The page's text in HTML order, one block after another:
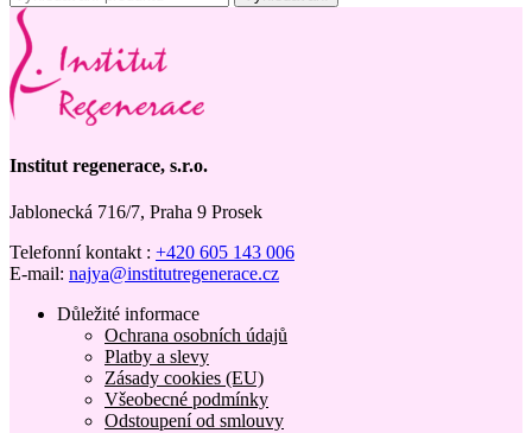
Institut regenerace, s.r.o.
Jablonecká 716/7, Praha 9 Prosek
Telefonní kontakt : +420 605 143 006
E-mail: najya@institutregenerace.cz
Důležité informace
Ochrana osobních údajů
Platby a slevy
Zásady cookies (EU)
Všeobecné podmínky
Odstoupení od smlouvy